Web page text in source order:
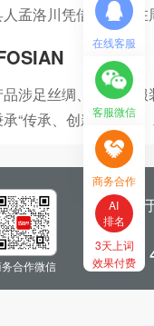
孟洛川凭借其家族
已在北京前门外布巷
子》、《搜神记》
涉足丝绸、呢绒、
“传承、创新、合作
合作微信
关
服务热线：
在线客服
客服微信
商务合作
AI
排名
3天上词
效果付费